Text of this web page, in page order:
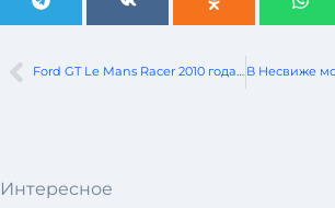
Ford GT Le Mans Racer 2010 года будет разрешен для дорог общего пользования
Интересное